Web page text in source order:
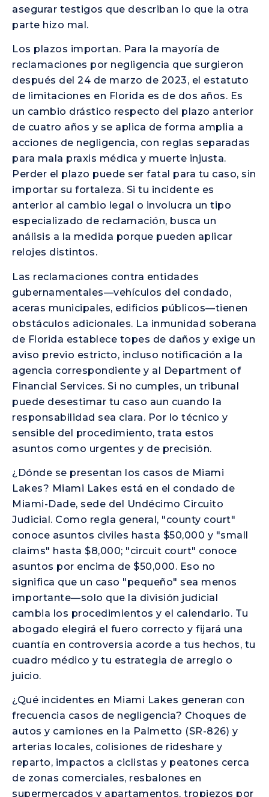
asegurar testigos que describan lo que la otra
parte hizo mal.
Los plazos importan. Para la mayoría de
reclamaciones por negligencia que surgieron
después del 24 de marzo de 2023, el estatuto
de limitaciones en Florida es de dos años. Es
un cambio drástico respecto del plazo anterior
de cuatro años y se aplica de forma amplia a
acciones de negligencia, con reglas separadas
para mala praxis médica y muerte injusta.
Perder el plazo puede ser fatal para tu caso, sin
importar su fortaleza. Si tu incidente es
anterior al cambio legal o involucra un tipo
especializado de reclamación, busca un
análisis a la medida porque pueden aplicar
relojes distintos.
Las reclamaciones contra entidades
gubernamentales—vehículos del condado,
aceras municipales, edificios públicos—tienen
obstáculos adicionales. La inmunidad soberana
de Florida establece topes de daños y exige un
aviso previo estricto, incluso notificación a la
agencia correspondiente y al Department of
Financial Services. Si no cumples, un tribunal
puede desestimar tu caso aun cuando la
responsabilidad sea clara. Por lo técnico y
sensible del procedimiento, trata estos
asuntos como urgentes y de precisión.
¿Dónde se presentan los casos de Miami
Lakes? Miami Lakes está en el condado de
Miami-Dade, sede del Undécimo Circuito
Judicial. Como regla general, "county court"
conoce asuntos civiles hasta $50,000 y "small
claims" hasta $8,000; "circuit court" conoce
asuntos por encima de $50,000. Eso no
significa que un caso "pequeño" sea menos
importante—solo que la división judicial
cambia los procedimientos y el calendario. Tu
abogado elegirá el fuero correcto y fijará una
cuantía en controversia acorde a tus hechos, tu
cuadro médico y tu estrategia de arreglo o
juicio.
¿Qué incidentes en Miami Lakes generan con
frecuencia casos de negligencia? Choques de
autos y camiones en la Palmetto (SR-826) y
arterias locales, colisiones de rideshare y
reparto, impactos a ciclistas y peatones cerca
de zonas comerciales, resbalones en
supermercados y apartamentos, tropiezos por